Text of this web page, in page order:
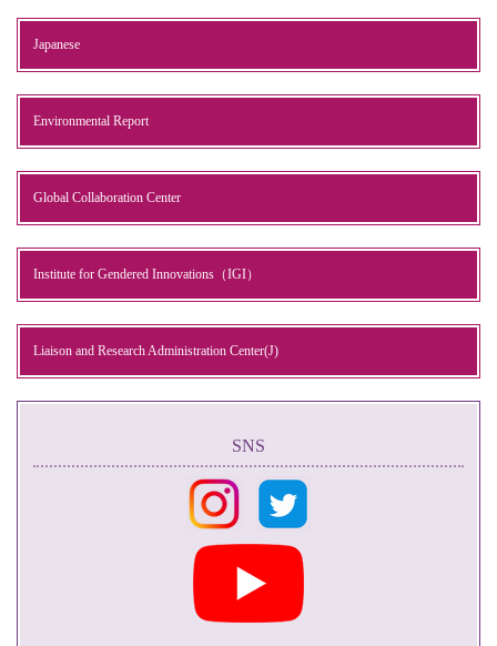
Japanese
Environmental Report
Global Collaboration Center
Institute for Gendered Innovations（IGI）
Liaison and Research Administration Center(J)
SNS